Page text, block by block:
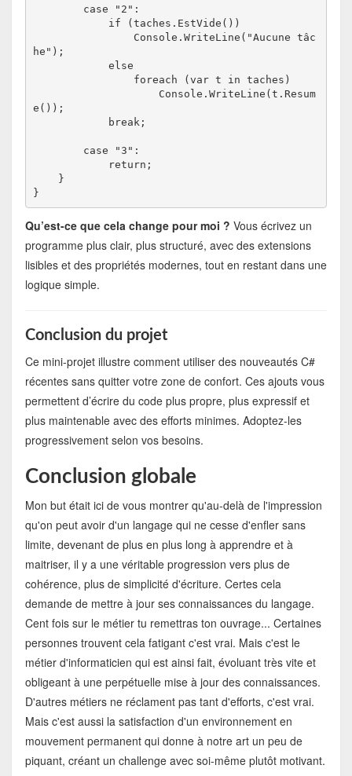
he");
            else
e());
Qu’est-ce que cela change pour moi ? Vous écrivez un
programme plus clair, plus structuré, avec des extensions
lisibles et des propriétés modernes, tout en restant dans une
logique simple.
Conclusion du projet
Ce mini-projet illustre comment utiliser des nouveautés C#
récentes sans quitter votre zone de confort. Ces ajouts vous
permettent d’écrire du code plus propre, plus expressif et
plus maintenable avec des efforts minimes. Adoptez-les
progressivement selon vos besoins.
Conclusion globale
Mon but était ici de vous montrer qu'au-delà de l'impression
qu'on peut avoir d'un langage qui ne cesse d'enfler sans
limite, devenant de plus en plus long à apprendre et à
maitriser, il y a une véritable progression vers plus de
cohérence, plus de simplicité d'écriture. Certes cela
demande de mettre à jour ses connaissances du langage.
Cent fois sur le métier tu remettras ton ouvrage... Certaines
personnes trouvent cela fatigant c'est vrai. Mais c'est le
métier d'informaticien qui est ainsi fait, évoluant très vite et
obligeant à une perpétuelle mise à jour des connaissances.
D'autres métiers ne réclament pas tant d'efforts, c'est vrai.
Mais c'est aussi la satisfaction d'un environnement en
mouvement permanent qui donne à notre art un peu de
piquant, créant un challenge avec soi-même plutôt motivant.